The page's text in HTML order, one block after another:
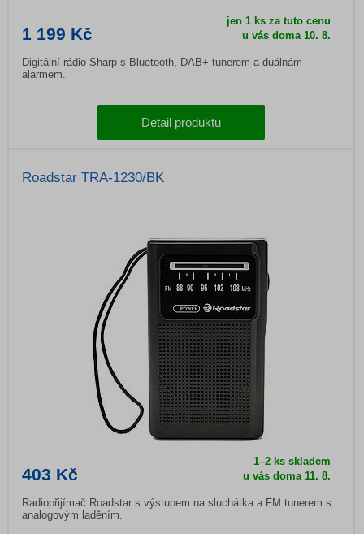
1 199 Kč
jen 1 ks za tuto cenu
u vás doma10. 8.
Digitální rádio Sharp s Bluetooth, DAB+ tunerem a duálnám
alarmem.
Detail produktu
Roadstar TRA-1230/BK
403 Kč
1–2 ks skladem
u vás doma11. 8.
Radiopřijímač Roadstar s výstupem na sluchátka a FM tunerem s
analogovým laděním.